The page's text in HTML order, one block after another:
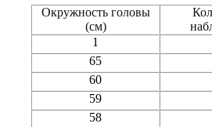
Окружность головы
(см)
1
65
60
59
58